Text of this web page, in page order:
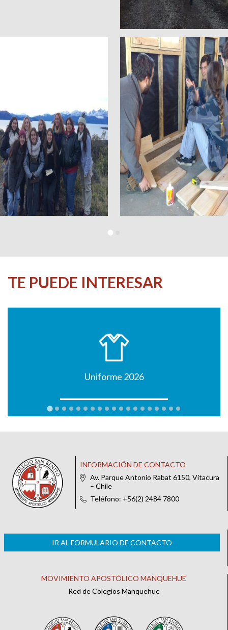
TE PUEDE INTERESAR
Uniforme 2026
INFORMACIÓN DE CONTACTO
Av. Parque Antonio Rabat 6150, Vitacura
– Chile
Teléfono: +56(2) 2484 7800
IR AL FORMULARIO DE CONTACTO
MOVIMIENTO APOSTÓLICO MANQUEHUE
Red de Colegios Manquehue